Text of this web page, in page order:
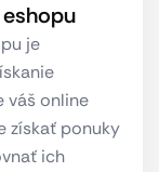
je
váš online
získať ponuky
ich